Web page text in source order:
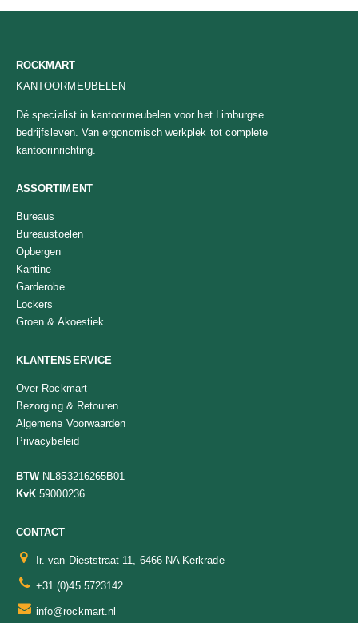
ROCKMART
KANTOORMEUBELEN
Dé specialist in kantoormeubelen voor het Limburgse
bedrijfsleven. Van ergonomisch werkplek tot complete
kantoorinrichting.
ASSORTIMENT
Bureaus
Bureaustoelen
Opbergen
Kantine
Garderobe
Lockers
Groen & Akoestiek
KLANTENSERVICE
Over Rockmart
Bezorging & Retouren
Algemene Voorwaarden
Privacybeleid
BTWNL853216265B01
KvK 59000236
CONTACT
Ir. van Dieststraat 11, 6466 NA Kerkrade
+31 (0)45 5723142
info@rockmart.nl